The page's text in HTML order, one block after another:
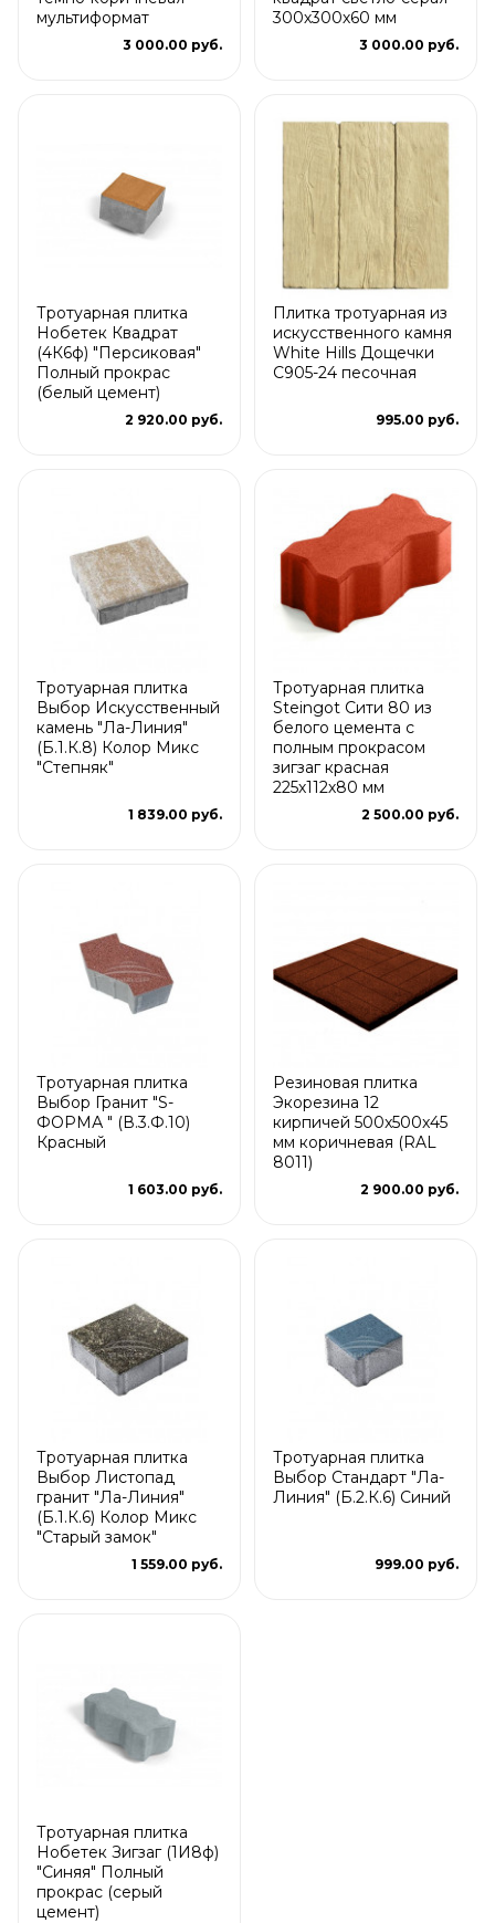
мультиформат
3 000.00 руб.
300х300х60 мм
3 000.00 руб.
Тротуарная плитка
Нобетек Квадрат
(4К6ф) "Персиковая"
Полный прокрас
(белый цемент)
2 920.00 руб.
Плитка тротуарная из
искусственного камня
White Hills Дощечки
С905-24 песочная
995.00 руб.
Тротуарная плитка
Выбор Искусственный
камень "Ла-Линия"
(Б.1.К.8) Колор Микс
"Степняк"
1 839.00 руб.
Тротуарная плитка
Steingot Сити 80 из
белого цемента с
полным прокрасом
зигзаг красная
225х112х80 мм
2 500.00 руб.
Тротуарная плитка
Выбор Гранит "S-
ФОРМА " (В.3.Ф.10)
Красный
1 603.00 руб.
Резиновая плитка
Экорезина 12
кирпичей 500x500x45
мм коричневая (RAL
8011)
2 900.00 руб.
Тротуарная плитка
Выбор Листопад
гранит "Ла-Линия"
(Б.1.К.6) Колор Микс
"Старый замок"
1 559.00 руб.
Тротуарная плитка
Выбор Стандарт "Ла-
Линия" (Б.2.К.6) Синий
999.00 руб.
Тротуарная плитка
Нобетек Зигзаг (1И8ф)
"Синяя" Полный
прокрас (серый
цемент)